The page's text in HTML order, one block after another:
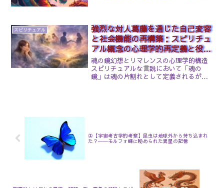
しょうか。何故...
スピリチュアル
強烈な対人葛藤を通じた自己変容
と社会機能の再構築：スピリチュ
アル概念の心理学的再定義と役割
完了後の空虚感に関する学術報告
魂の鏡幻想とリマレンスの心理学的構造
スピリチュアルな言説において「魂の
鏡」は魂の片割れとして定義されるが、
情熱、侵入的な思考、および感情的な相
互作用への極端な渇望を特徴とする状態
🦋【宇宙考古学的考察】昆虫は地球外から持ち込まれ
た？──モルフォ蝶に秘められた異星の記憶